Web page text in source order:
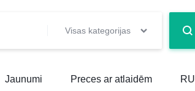
Visas kategorijas
Jaunumi Preces ar atlaidēm RU